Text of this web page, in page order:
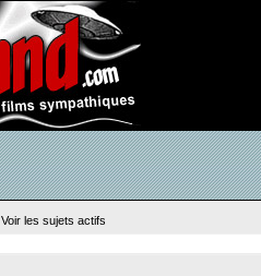
Voir les sujets actifs